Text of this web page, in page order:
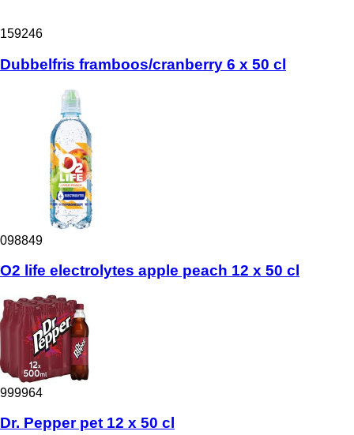
159246
Dubbelfris framboos/cranberry 6 x 50 cl
098849
O2 life electrolytes apple peach 12 x 50 cl
999964
Dr. Pepper pet 12 x 50 cl